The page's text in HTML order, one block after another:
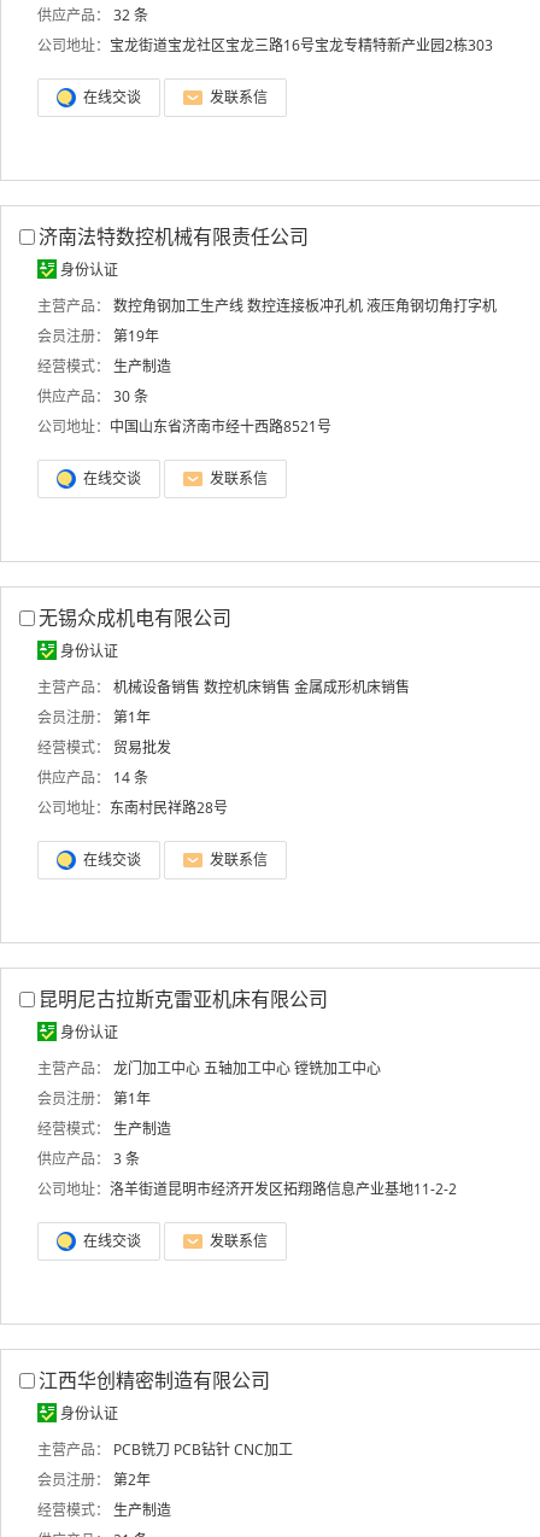
供应产品：
32 条
公司地址： 宝龙街道宝龙社区宝龙三路16号宝龙专精特新产业园2栋303
在线交谈 发联系信
济南法特数控机械有限责任公司
身份认证
主营产品：
数控角钢加工生产线数控连接板冲孔机液压角钢切角打字机
会员注册：
第19年
经营模式：
生产制造
供应产品：
30 条
公司地址： 中国山东省济南市经十西路8521号
在线交谈 发联系信
无锡众成机电有限公司
身份认证
主营产品：
机械设备销售 数控机床销售 金属成形机床销售
会员注册：
第1年
经营模式：
贸易批发
供应产品：
14 条
公司地址： 东南村民祥路28号
在线交谈 发联系信
昆明尼古拉斯克雷亚机床有限公司
身份认证
主营产品：
龙门加工中心五轴加工中心镗铣加工中心
会员注册：
第1年
经营模式：
生产制造
供应产品：
3 条
公司地址： 洛羊街道昆明市经济开发区拓翔路信息产业基地11-2-2
在线交谈 发联系信
江西华创精密制造有限公司
身份认证
主营产品：
PCB铣刀 PCB钻针CNC加工
会员注册：
第2年
经营模式：
生产制造